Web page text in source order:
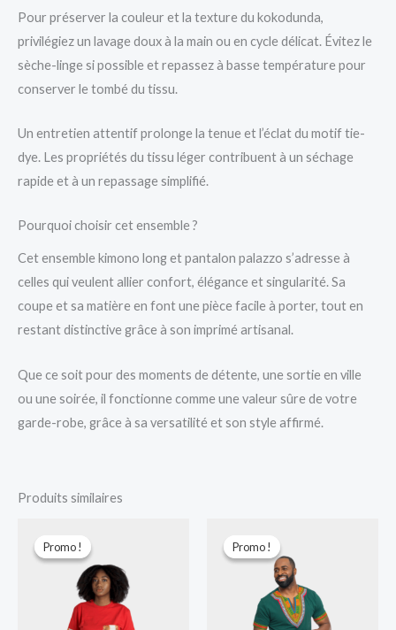
Pour préserver la couleur et la texture du kokodunda,
privilégiez un lavage doux à la main ou en cycle délicat. Évitez le
sèche-linge si possible et repassez à basse température pour
conserver le tombé du tissu.
Un entretien attentif prolonge la tenue et l’éclat du motif tie-
dye. Les propriétés du tissu léger contribuent à un séchage
rapide et à un repassage simplifié.
Pourquoi choisir cet ensemble ?
Cet ensemble kimono long et pantalon palazzo s’adresse à
celles qui veulent allier confort, élégance et singularité. Sa
coupe et sa matière en font une pièce facile à porter, tout en
restant distinctive grâce à son imprimé artisanal.
Que ce soit pour des moments de détente, une sortie en ville
ou une soirée, il fonctionne comme une valeur sûre de votre
garde-robe, grâce à sa versatilité et son style affirmé.
Produits similaires
Promo !
Promo !
prix
initial
était :
6.000 CFA.4.000 CFA.
Promo !
Promo !
initial
était :
10.000 CFA.